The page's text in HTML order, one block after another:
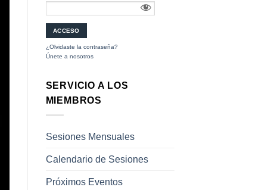
¿Olvidaste la contraseña?
Únete a nosotros
SERVICIO A LOS
MIEMBROS
Sesiones Mensuales
Calendario de Sesiones
Próximos Eventos